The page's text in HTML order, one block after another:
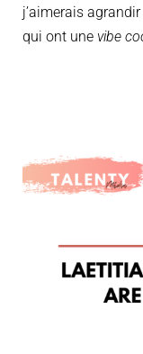
j’aimerais
qui ont une vibe